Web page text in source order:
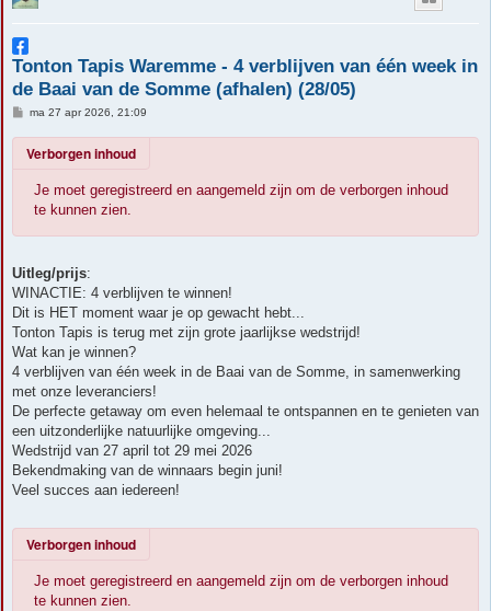
Tonton Tapis Waremme - 4 verblijven van één week in
de Baai van de Somme (afhalen) (28/05)
B
r
i
ma 27 apr 2026, 21:09
Verborgen inhoud
Je moet geregistreerd en aangemeld zijn om de verborgen inhoud
te kunnen zien.
Uitleg/prijs:
WINACTIE: 4 verblijven te winnen!
Dit is HET moment waar je op gewacht hebt...
Tonton Tapis is terug met zijn grote jaarlijkse wedstrijd!
Wat kan je winnen?
4 verblijven van één week in de Baai van de Somme, in samenwerking
met onze leveranciers!
De perfecte getaway om even helemaal te ontspannen en te genieten van
een uitzonderlijke natuurlijke omgeving...
Wedstrijd van 27 april tot 29 mei 2026
Bekendmaking van de winnaars begin juni!
Veel succes aan iedereen!
Verborgen inhoud
Je moet geregistreerd en aangemeld zijn om de verborgen inhoud
te kunnen zien.